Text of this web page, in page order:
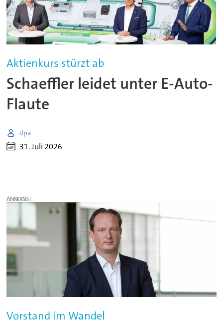
Aktienkurs stürzt ab
Schaeffler leidet unter E-Auto-
Flaute
dpa
31. Juli 2026
ANZEIGE
Vorstand im Wandel